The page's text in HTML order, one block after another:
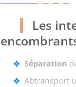
Les
Séparation
Abtransport